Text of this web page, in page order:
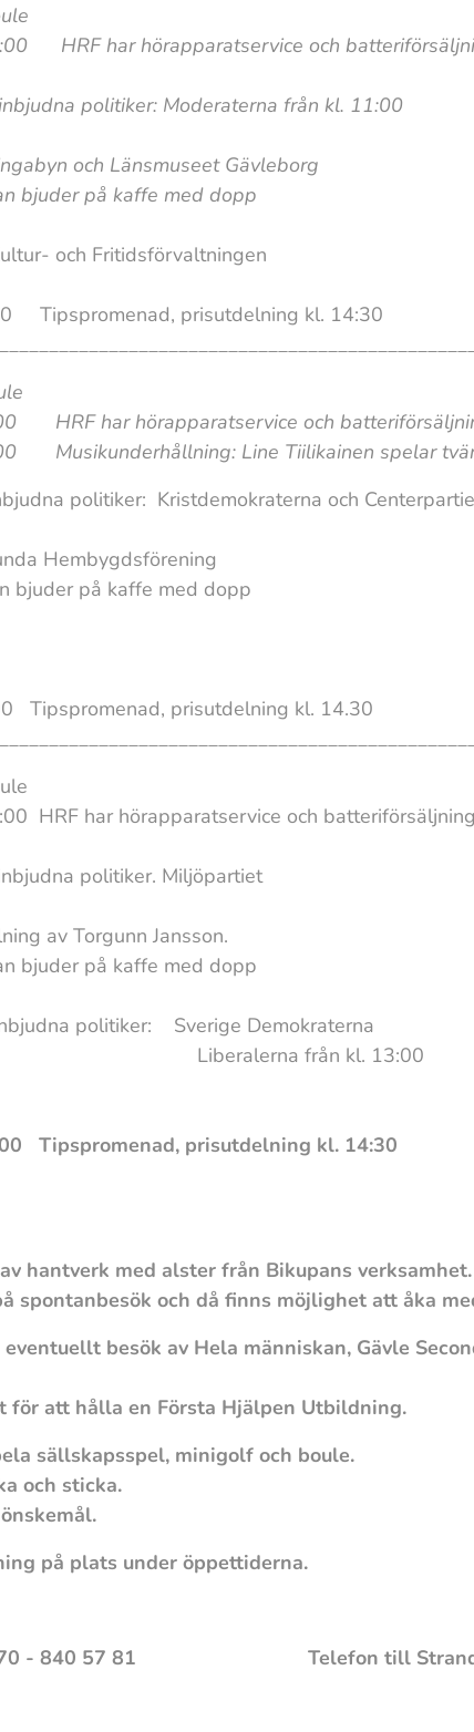
hörapparatservice och
politiker: Moderaterna från kl. 11:00
och Länsmuseet Gävleborg
på kaffe med dopp
och Fritidsförvaltningen
Tipspromenad, prisutdelning kl. 14:30
hörapparatservice och
Line Tiilikainen spelar
politiker: Kristdemokraterna och
Hembygdsförening
på kaffe med dopp
Tipspromenad, prisutdelning kl. 14.30
hörapparatservice och
politiker. Miljöpartiet
av Torgunn Jansson.
på kaffe med dopp
politiker: Sverige Demokraterna
från kl. 13:00
Tipspromenad, prisutdelning kl. 14:30
hantverk med alster från Bikupans
spontanbesök och då finns möjlighet att åka
besök av Hela människan, Gävle
för att hålla en Första Hjälpen Utbildning.
sällskapsspel, minigolf och boule.
och sticka.
på plats under öppettiderna.
070 - 840 57 81 Telefon till